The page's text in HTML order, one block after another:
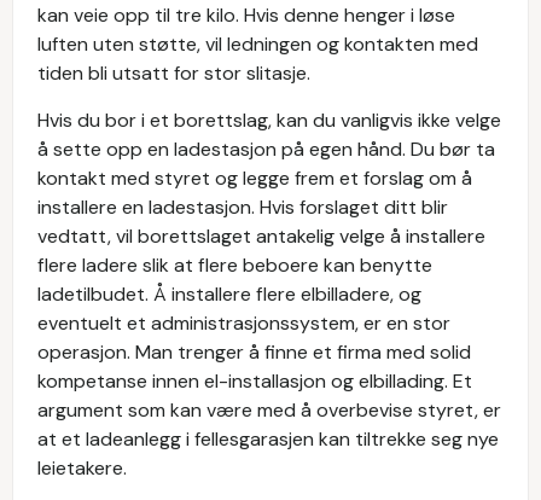
kan veie opp til tre kilo. Hvis denne henger i løse
luften uten støtte, vil ledningen og kontakten med
tiden bli utsatt for stor slitasje.
Hvis du bor i et borettslag, kan du vanligvis ikke velge
å sette opp en ladestasjon på egen hånd. Du bør ta
kontakt med styret og legge frem et forslag om å
installere en ladestasjon. Hvis forslaget ditt blir
vedtatt, vil borettslaget antakelig velge å installere
flere ladere slik at flere beboere kan benytte
ladetilbudet. Å installere flere elbilladere, og
eventuelt et administrasjonssystem, er en stor
operasjon. Man trenger å finne et firma med solid
kompetanse innen el-installasjon og elbillading. Et
argument som kan være med å overbevise styret, er
at et ladeanlegg i fellesgarasjen kan tiltrekke seg nye
leietakere.